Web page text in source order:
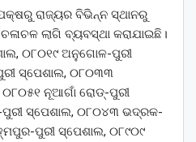
ରାଜ୍ୟର ବିଭିନ୍ନ ସ୍ଥାନରୁ
ଲାଗି ବ୍ୟବସ୍ଥା କରାଯାଇଛି।
୦୮୦୧୯ ଅନୁଗୋଳ-ପୁରୀ
ସ୍ପେଶାଲ, ୦୮୦୩୩
୦୮୦୫୧ ନୂଆଗାଁ ରୋଡ୍‌-ପୁରୀ
ସ୍ପେଶାଲ, ୦୮୦୪୩ ଭଦ୍ରକ-
ପୁରୀ ସ୍ପେଶାଲ, ୦୮୯୦୯